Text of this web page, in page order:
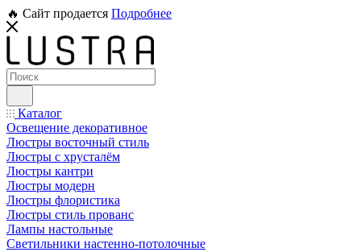
🔥 Сайт продается Подробнее
Каталог
Освещение декоративное
Люстры восточный стиль
Люстры с хрусталём
Люстры кантри
Люстры модерн
Люстры флористика
Люстры стиль прованс
Лампы настольные
Светильники настенно-потолочные